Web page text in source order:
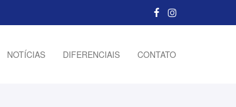
NOTÍCIAS DIFERENCIAIS CONTATO